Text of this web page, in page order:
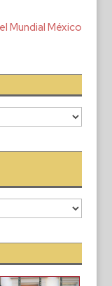
Mundial México